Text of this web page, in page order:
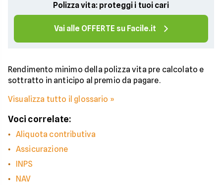
Polizza vita: proteggi i tuoi cari
Vai alle OFFERTE su Facile.it
Rendimento minimo della polizza vita pre calcolato e
sottratto in anticipo al premio da pagare.
Visualizza tutto il glossario »
Voci correlate:
Aliquota contributiva
Assicurazione
INPS
NAV